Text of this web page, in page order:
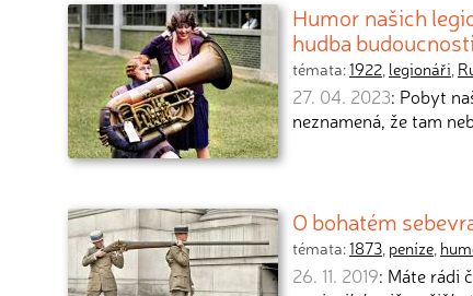
Humor našich
hudba
témata:1922, legionáři,
27. 04. 2023: Pobyt
neznamená, že tam
O bohatém
témata:1873, peníze,
26. 11. 2019: Máte rádi